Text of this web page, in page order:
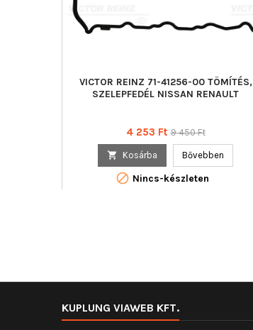
VICTOR REINZ 71-41256-00 TÖMÍTÉS,
SZELEPFEDÉL NISSAN RENAULT
Ár
4 253 Ft Normál
9 450 Ft
 Kosárba Bővebben
 Nincs-készleten
KUPLUNG VIAWEB KFT.